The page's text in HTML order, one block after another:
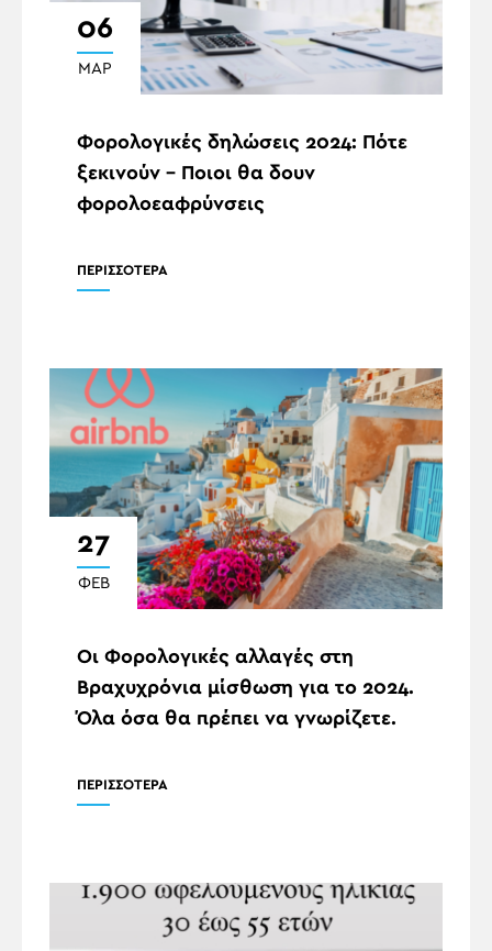
06
ΜΑΡ
Φορολογικές δηλώσεις 2024: Πότε
ξεκινούν – Ποιοι θα δουν
φορολοεαφρύνσεις
ΠΕΡΙΣΣΟΤΕΡΑ
27
ΦΕΒ
Οι Φορολογικές αλλαγές στη
Βραχυχρόνια μίσθωση για το 2024.
Όλα όσα θα πρέπει να γνωρίζετε.
ΠΕΡΙΣΣΟΤΕΡΑ